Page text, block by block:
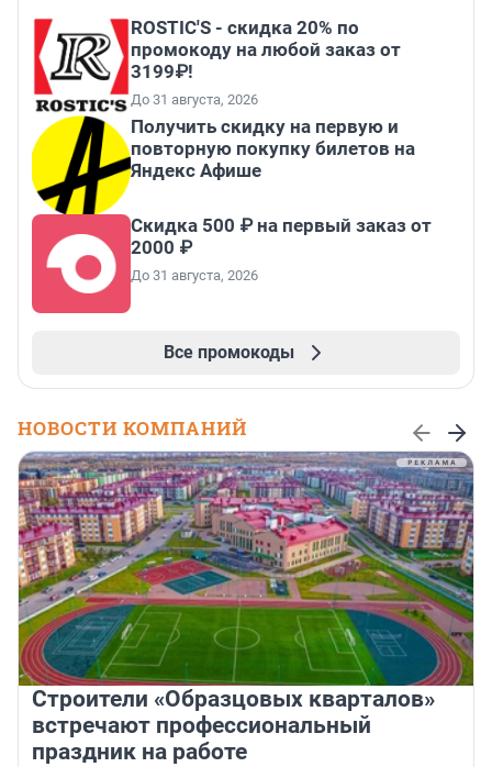
ROSTIC'S - скидка 20% по
промокоду на любой заказ от
3199₽!
До 31 августа, 2026
Получить скидку на первую и
повторную покупку билетов на
Яндекс Афише
Скидка 500 ₽ на первый заказ от
2000 ₽
До 31 августа, 2026
Все промокоды
НОВОСТИ КОМПАНИЙ
Строители «Образцовых кварталов»
встречают профессиональный
праздник на работе